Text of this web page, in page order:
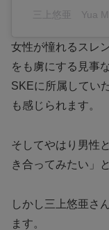
三上悠亜 Yua
女性が憧れるスレ
をも虜にする見事
SKEに所属してい
も感じられます。
そしてやはり男性
き合ってみたい」
しかし三上悠亜さ
ます。